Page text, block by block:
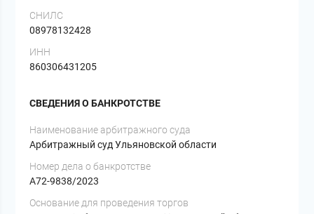
СНИЛС
08978132428
ИНН
860306431205
СВЕДЕНИЯ О БАНКРОТСТВЕ
Наименование арбитражного суда
Арбитражный суд Ульяновской области
Номер дела о банкротстве
А72-9838/2023
Основание для проведения торгов